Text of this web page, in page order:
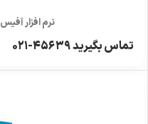
نرم افزار آفیس Microsoft Office
تماس بگیرید ۴۵۶۳۹-۰۲۱